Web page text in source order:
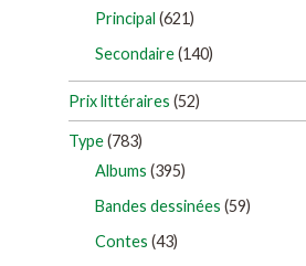
Principal (621)
Secondaire(140)
Prix littéraires (52)
Type(783)
Albums (395)
Bandes dessinées (59)
Contes (43)